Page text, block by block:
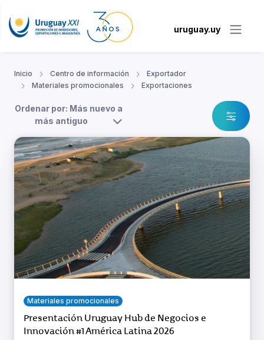
uruguay.uy
Inicio Centro de información
Exportador
Materiales promocionales
Exportaciones
Ordenar por: Más nuevo a
más antiguo
Materiales promocionales
Presentación Uruguay Hub de Negocios e
Innovación #1 América Latina 2026